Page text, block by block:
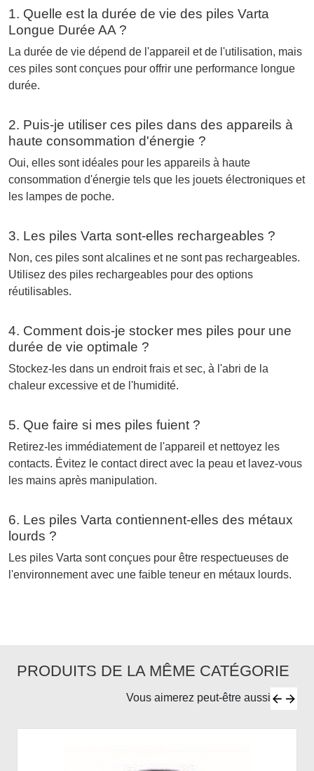
1. Quelle est la durée de vie des piles Varta
Longue Durée AA ?
La durée de vie dépend de l'appareil et de l'utilisation, mais
ces piles sont conçues pour offrir une performance longue
durée.
2. Puis-je utiliser ces piles dans des appareils à
haute consommation d'énergie ?
Oui, elles sont idéales pour les appareils à haute
consommation d'énergie tels que les jouets électroniques et
les lampes de poche.
3. Les piles Varta sont-elles rechargeables ?
Non, ces piles sont alcalines et ne sont pas rechargeables.
Utilisez des piles rechargeables pour des options
réutilisables.
4. Comment dois-je stocker mes piles pour une
durée de vie optimale ?
Stockez-les dans un endroit frais et sec, à l'abri de la
chaleur excessive et de l'humidité.
5. Que faire si mes piles fuient ?
Retirez-les immédiatement de l'appareil et nettoyez les
contacts. Évitez le contact direct avec la peau et lavez-vous
les mains après manipulation.
6. Les piles Varta contiennent-elles des métaux
lourds ?
Les piles Varta sont conçues pour être respectueuses de
l'environnement avec une faible teneur en métaux lourds.
PRODUITS DE LA MÊME CATÉGORIE
Vous aimerez peut-être aussi